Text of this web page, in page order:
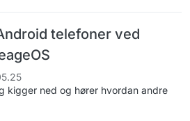
telefoner ved
kigger ned og hører hvordan andre